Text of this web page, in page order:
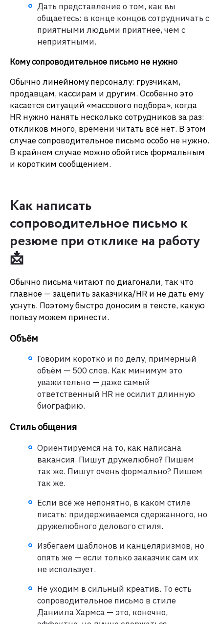
Дать представление о том, как вы
общаетесь: в конце концов сотрудничать с
приятными людьми приятнее, чем с
неприятными.
Кому сопроводительное письмо не нужно
Обычно линейному персоналу: грузчикам,
продавцам, кассирам и другим. Особенно это
касается ситуаций «массового подбора», когда
HR нужно нанять несколько сотрудников за раз:
откликов много, времени читать всё нет. В этом
случае сопроводительное письмо особо не нужно.
В крайнем случае можно обойтись формальным
и коротким сообщением.
Как написать
сопроводительное письмо к
резюме при отклике на работу
📩
Обычно письма читают по диагонали, так что
главное — зацепить заказчика/HR и не дать ему
уснуть. Поэтому быстро доносим в тексте, какую
пользу можем принести.
Объём
Говорим коротко и по делу, примерный
объём — 500 слов. Как минимум это
уважительно — даже самый
ответственный HR не осилит длинную
биографию.
Стиль общения
Ориентируемся на то, как написана
вакансия. Пишут дружелюбно? Пишем
так же. Пишут очень формально? Пишем
так же.
Если всё же непонятно, в каком стиле
писать: придерживаемся сдержанного, но
дружелюбного делового стиля.
Избегаем шаблонов и канцеляризмов, но
опять же — если только заказчик сам их
не использует.
Не уходим в сильный креатив. То есть
сопроводительное письмо в стиле
Даниила Хармса — это, конечно,